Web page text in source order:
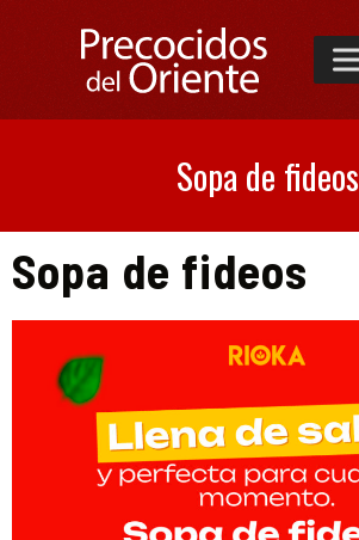
Sopa de fideos
Sopa de fideos